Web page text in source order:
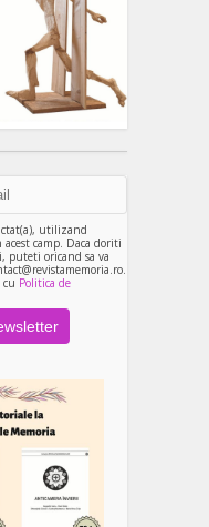
utilizand
camp. Daca doriti
puteti oricand sa va
Politica de